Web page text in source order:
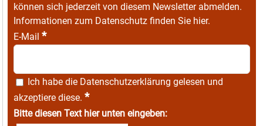
können sich jederzeit von diesem Newsletter abmelden.
Informationen zum Datenschutz finden Sie hier.
E-Mail *
Ich habe die Datenschutzerklärung gelesen und
akzeptiere diese. *
Bitte diesen Text hier unten eingeben: